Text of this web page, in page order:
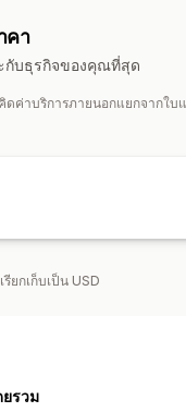
สั่งซื้อ
รติดตามแบบเรียลไทม์ หน้
คา
กับธุรกิจของคุณที่สุด
ดค่าบริการภายนอกแยกจากใบ
ยกเก็บเป็น USD
รวม